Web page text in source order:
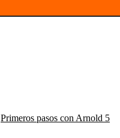
Primeros pasos con Arnold 5